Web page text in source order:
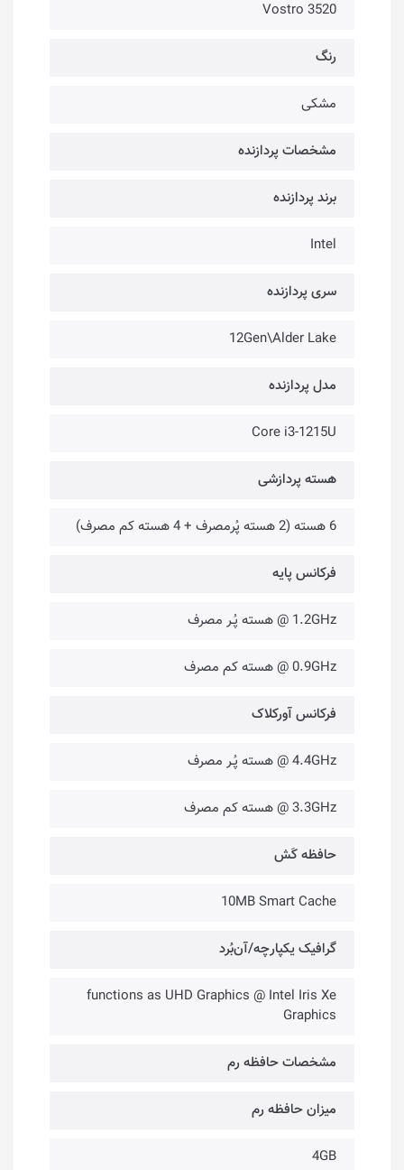
Vostro 3520
رنگ
مشکی
مشخصات پردازنده
برند پردازنده
Intel
سری پردازنده
12Gen\Alder Lake
مدل پردازنده
Core i3-1215U
هسته پردازشی
6 هسته (2 هسته پُرمصرف + 4 هسته کم مصرف)
فرکانس پایه
1.2GHz @ هسته پُـر مصرف
0.9GHz @ هسته کم مصرف
فرکانس آورکلاک
4.4GHz @ هسته پُـر مصرف
3.3GHz @ هسته کم مصرف
حافظه کَش
10MB Smart Cache
گرافیک یکپارچه/آن‌بُرد
functions as UHD Graphics @ Intel Iris Xe
Graphics
مشخصات حافظه رم
میزان حافظه رم
4GB